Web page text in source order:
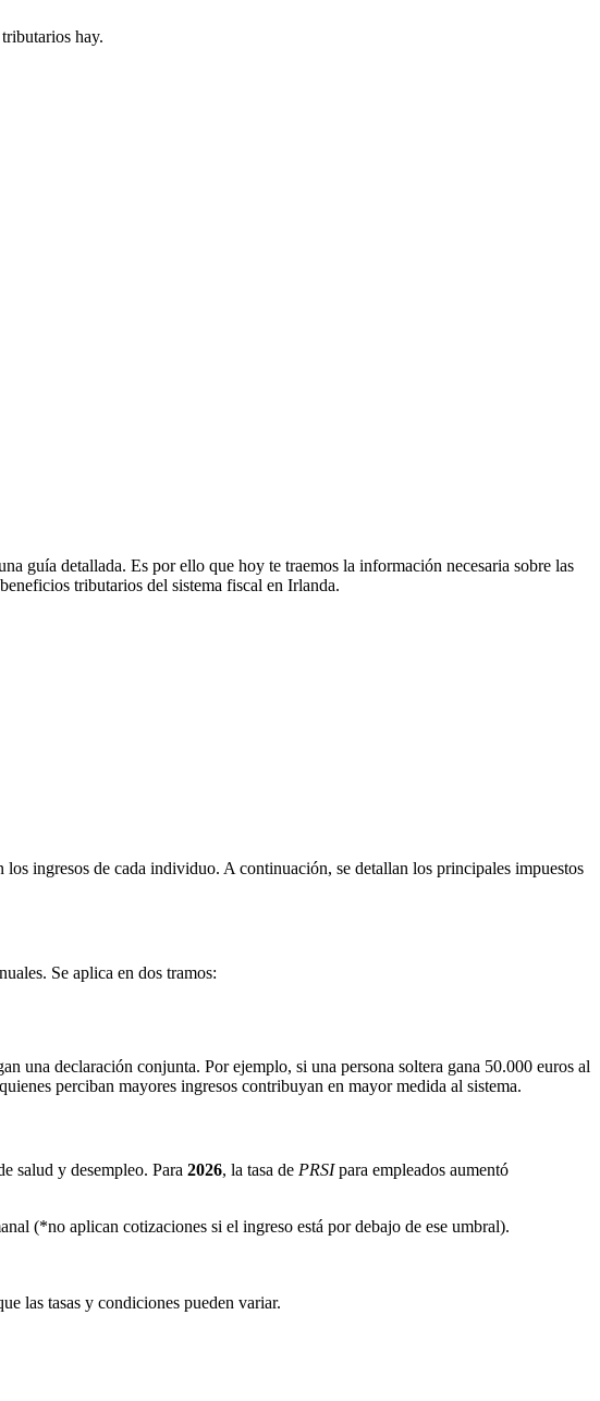
hay.
guía detallada. Es por ello que hoy te traemos la información necesaria sobre las
tributarios del sistema fiscal en Irlanda.
ingresos de cada individuo. A continuación, se detallan los principales impuestos
Se aplica en dos tramos:
una declaración conjunta. Por ejemplo, si una persona soltera gana 50.000 euros al
perciban mayores ingresos contribuyan en mayor medida al sistema.
salud y desempleo. Para 2026, la tasa de PRSIpara empleados aumentó
(*no aplican cotizaciones si el ingreso está por debajo de ese umbral).
las tasas y condiciones pueden variar.